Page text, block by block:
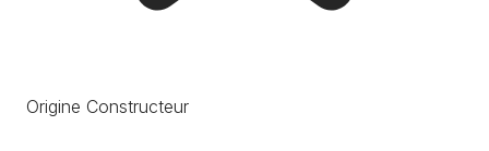
Origine Constructeur